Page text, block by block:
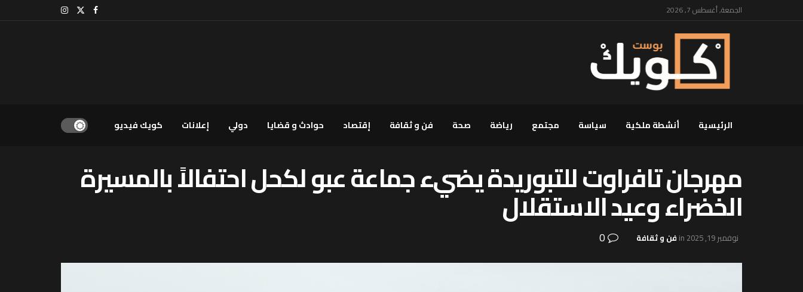
الجمعة, أغسطس 7, 2026
الرئيسية أنشطة ملكية سياسة مجتمع رياضة صحة فن و ثقافة إقتصاد حوادث و قضايا دولي إعلانات كويك فيديو
مهرجان تافراوت للتبوريدة يضيء جماعة عبو لكحل احتفالاً بالمسيرة
الخضراء وعيد الاستقلال
نوفمبر 19, 2025 in فن و ثقافة